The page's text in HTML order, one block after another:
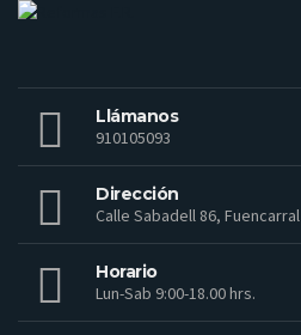
Llámanos
910105093
Dirección
Calle Sabadell 86, Fuencarral
Horario
Lun-Sab 9:00-18.00 hrs.